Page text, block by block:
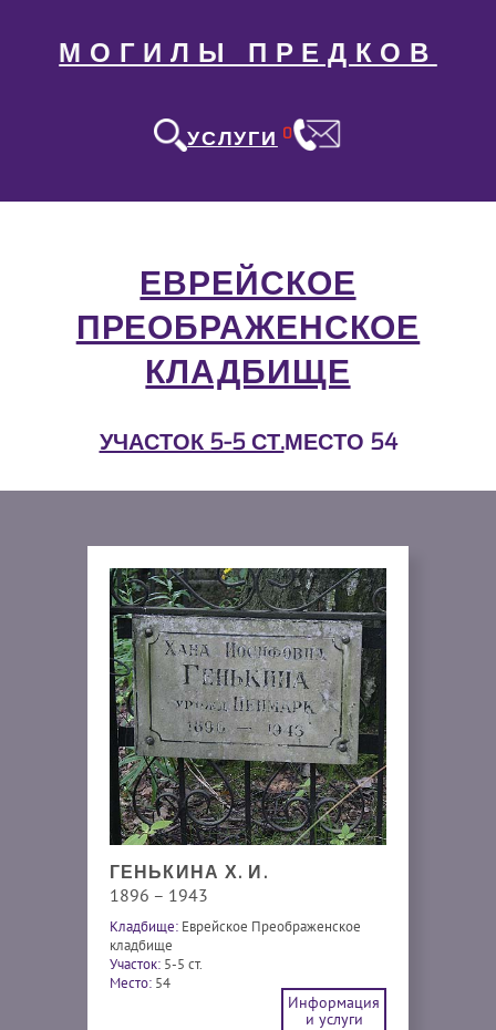
МОГИЛЫ ПРЕДКОВ
УСЛУГИ 0
ЕВРЕЙСКОЕ
ПРЕОБРАЖЕНСКОЕ
КЛАДБИЩЕ
УЧАСТОК 5-5 СТ.МЕСТО 54
ГЕНЬКИНА Х. И.
1896 – 1943
Кладбище: Еврейское Преображенское
кладбище
Участок: 5-5 ст.
Место: 54
Информация
и услуги